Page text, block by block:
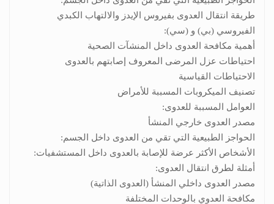
طريقة انتقال العدوى بفيروس الإيدز والالتهاب الكبدي
الفيروسي (بي) و (سي):
أهمية مكافحة العدوى داخل المنشآت الصحية
احتياطات عزل المرضى المعروف إصابتهم بالعدوى
الاحتياطات القياسية
تصنيف الميكروبات المسببة للأمراض
العوامل المسببة للعدوى:
مصدر العدوى خارجي المنشأ
الحواجز الطبيعية التي تقي من العدوى داخل الجسم:
الأشخاص الأكثر عرضة للإصابة بالعدوى داخل المستشفيات:
أمثلة لطرق انتقال العدوى:
مصدر العدوى داخلي المنشأ (العدوى الذاتية)
مكافحة العدوي بالوحدات المختلفة